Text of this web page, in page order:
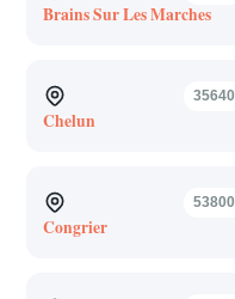
Brains Sur Les Marches
35640
Chelun
53800
Congrier